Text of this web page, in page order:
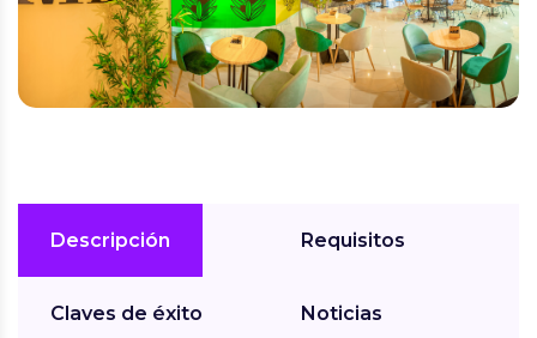
Descripción
Claves de éxito
Requisitos
Noticias